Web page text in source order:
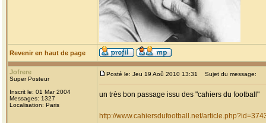
Revenir en haut de page
Jofrere
Super Posteur
Inscrit le: 01 Mar 2004
Messages: 1327
Localisation: Paris
Posté le: Jeu 19 Aoû 2010 13:31 Sujet du message:
un très bon passage issu des "cahiers du football"
http://www.cahiersdufootball.net/